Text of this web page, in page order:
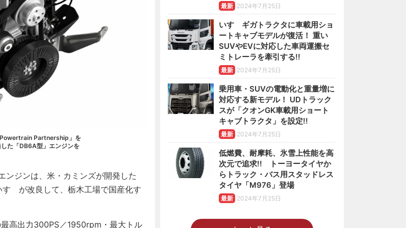
Partnership」を
た「DB6A型」エンジンを
ジンは、米・カミンズが開発した
ゞが改良して、栃木工場で国産化す
高出力300PS／1950rpm・最大トル
最新 2024年7月25日
いすゞギガトラクタに車載用ショ
ートキャブモデルが復活！ 重い
SUVやEVに対応した車両運搬セ
ミトレーラを牽引する!!
最新 2024年7月25日
乗用車・SUVの電動化と重量増に
対応する新モデル！ UDトラック
スが「クオンGK車載用ショート
キャブトラクタ」を設定!!
最新 2024年7月25日
低燃費、耐摩耗、氷雪上性能を高
次元で追求!! トーヨータイヤか
らトラック・バス用スタッドレス
タイヤ「M976」登場
最新 2024年7月25日